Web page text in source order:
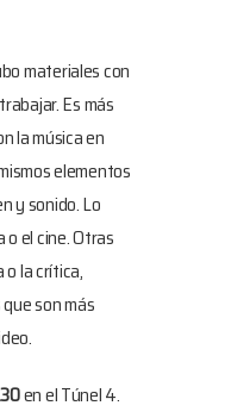
materiales con
Es más
la música en
elementos
y sonido. Lo
el cine. Otras
la crítica,
son más
en el Túnel 4.